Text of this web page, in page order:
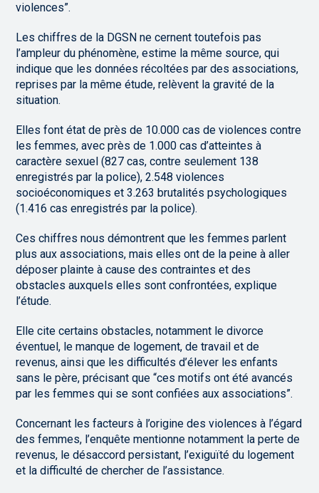
violences”.
Les chiffres de la DGSN ne cernent toutefois pas
l’ampleur du phénomène, estime la même source, qui
indique que les données récoltées par des associations,
reprises par la même étude, relèvent la gravité de la
situation.
Elles font état de près de 10.000 cas de violences contre
les femmes, avec près de 1.000 cas d’atteintes à
caractère sexuel (827 cas, contre seulement 138
enregistrés par la police), 2.548 violences
socioéconomiques et 3.263 brutalités psychologiques
(1.416 cas enregistrés par la police).
Ces chiffres nous démontrent que les femmes parlent
plus aux associations, mais elles ont de la peine à aller
déposer plainte à cause des contraintes et des
obstacles auxquels elles sont confrontées, explique
l’étude.
Elle cite certains obstacles, notamment le divorce
éventuel, le manque de logement, de travail et de
revenus, ainsi que les difficultés d’élever les enfants
sans le père, précisant que “ces motifs ont été avancés
par les femmes qui se sont confiées aux associations”.
Concernant les facteurs à l’origine des violences à l’égard
des femmes, l’enquête mentionne notamment la perte de
revenus, le désaccord persistant, l’exiguïté du logement
et la difficulté de chercher de l’assistance.